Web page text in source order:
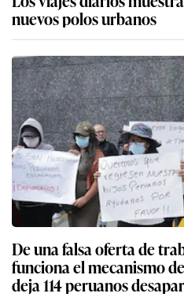
nuevos polos urbanos
De una falsa oferta de
funciona el mecanismo
deja 114 peruanos